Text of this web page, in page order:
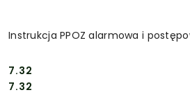
Instrukcja PPOZ alarmowa i
Cena:
7.32
Cena:
7.32